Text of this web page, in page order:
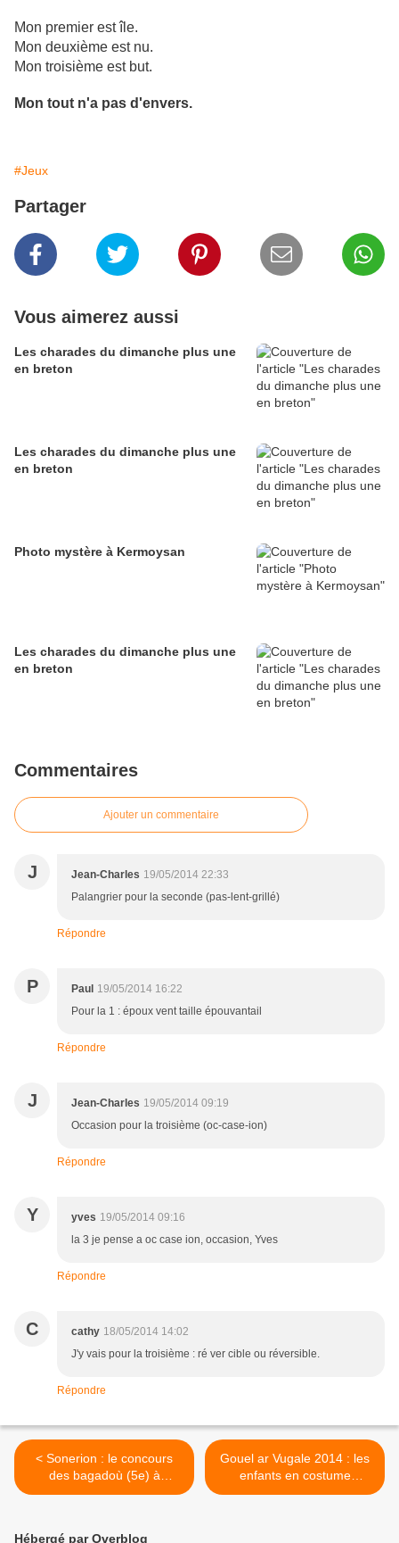
Mon premier est île.
Mon deuxième est nu.
Mon troisième est but.
Mon tout n'a pas d'envers.
#Jeux
Partager
Vous aimerez aussi
Les charades du dimanche plus une
en breton
Les charades du dimanche plus une
en breton
Photo mystère à Kermoysan
Les charades du dimanche plus une
en breton
Commentaires
Ajouter un commentaire
J Jean-Charles 19/05/2014 22:33
Palangrier pour la seconde (pas-lent-grillé)
Répondre
P Paul 19/05/2014 16:22
Pour la 1 : époux vent taille épouvantail
Répondre
J Jean-Charles 19/05/2014 09:19
Occasion pour la troisième (oc-case-ion)
Répondre
Y yves 19/05/2014 09:16
la 3 je pense a oc case ion, occasion, Yves
Répondre
C cathy 18/05/2014 14:02
J'y vais pour la troisième : ré ver cible ou réversible.
Répondre
< Sonerion : le concours
des bagadoù (5e) à
Quimper
Gouel ar Vugale 2014 : les
enfants en costume
traditionnel breton >
Hébergé par Overblog